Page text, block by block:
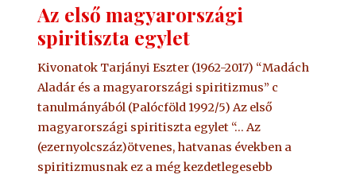
Az első magyarországi
spiritiszta egylet
Kivonatok Tarjányi Eszter (1962-2017) “Madách
Aladár és a magyarországi spiritizmus” c
tanulmányából (Palócföld 1992/5) Az első
magyarországi spiritiszta egylet “… Az
(ezernyolcszáz)ötvenes, hatvanas években a
spiritizmusnak ez a még kezdetlegesebb